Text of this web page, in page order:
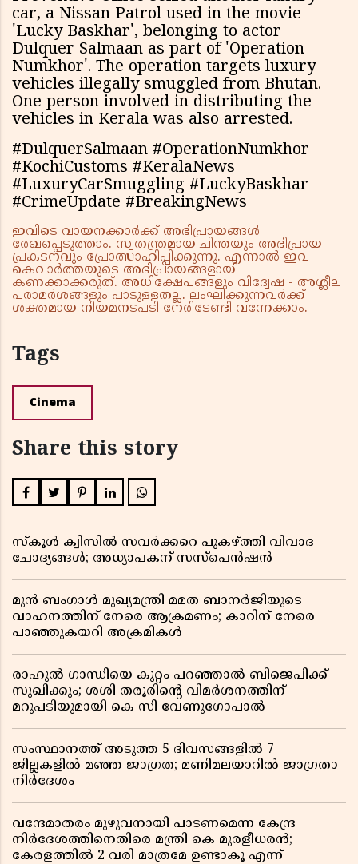
car, a Nissan Patrol used in the movie
'Lucky Baskhar', belonging to actor
Dulquer Salmaan as part of 'Operation
Numkhor'. The operation targets luxury
vehicles illegally smuggled from Bhutan.
One person involved in distributing the
vehicles in Kerala was also arrested.
#DulquerSalmaan #OperationNumkhor
#KochiCustoms #KeralaNews
#LuxuryCarSmuggling #LuckyBaskhar
#CrimeUpdate #BreakingNews
ഇവിടെ വായനക്കാർക്ക് അഭിപ്രായങ്ങൾ
രേഖപ്പെടുത്താം. സ്വതന്ത്രമായ ചിന്തയും അഭിപ്രായ
പ്രകടനവും പ്രോത്സാഹിപ്പിക്കുന്നു. എന്നാൽ ഇവ
കെവാർത്തയുടെ അഭിപ്രായങ്ങളായി
കണക്കാക്കരുത്. അധിക്ഷേപങ്ങളും വിദ്വേഷ - അശ്ലീല
പരാമർശങ്ങളും പാടുള്ളതല്ല. ലംഘിക്കുന്നവർക്ക്
ശക്തമായ നിയമനടപടി നേരിടേണ്ടി വന്നേക്കാം.
Tags
Cinema
Share this story
സ്കൂൾ ക്വിസിൽ സവർക്കറെ പുകഴ്ത്തി വിവാദ
ചോദ്യങ്ങൾ; അധ്യാപകന് സസ്പെൻഷൻ
മുൻ ബംഗാൾ മുഖ്യമന്ത്രി മമത ബാനർജിയുടെ
വാഹനത്തിന് നേരെ ആക്രമണം; കാറിന് നേരെ
പാഞ്ഞുകയറി അക്രമികൾ
രാഹുൽ ഗാന്ധിയെ കുറ്റം പറഞ്ഞാൽ ബിജെപിക്ക്
സുഖിക്കും; ശശി തരൂരിന്റെ വിമർശനത്തിന്
മറുപടിയുമായി കെ സി വേണുഗോപാൽ
സംസ്ഥാനത്ത് അടുത്ത 5 ദിവസങ്ങളിൽ 7
ജില്ലകളിൽ മഞ്ഞ ജാഗ്രത; മണിമലയാറിൽ ജാഗ്രതാ
നിർദേശം
വന്ദേമാതരം മുഴുവനായി പാടണമെന്ന കേന്ദ്ര
നിർദേശത്തിനെതിരെ മന്ത്രി കെ മുരളീധരൻ;
കേരളത്തിൽ 2 വരി മാത്രമേ ഉണ്ടാകൂ എന്ന്